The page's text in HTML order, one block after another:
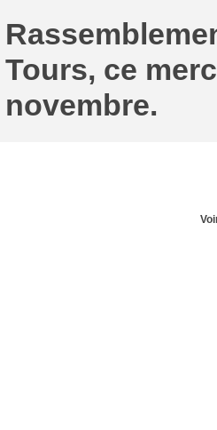
Tours, ce
novembre.